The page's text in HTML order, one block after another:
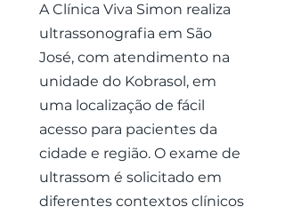
A Clínica Viva Simon realiza
ultrassonografia em São
José, com atendimento na
unidade do Kobrasol, em
uma localização de fácil
acesso para pacientes da
cidade e região. O exame de
ultrassom é solicitado em
diferentes contextos clínicos